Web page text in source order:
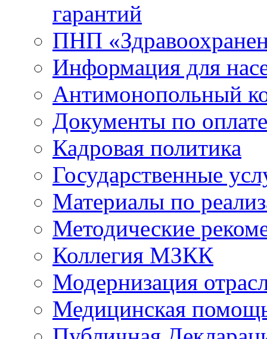
гарантий
ПНП
Информация для
Антимонопольный
Документы по
Кадровая политика
Государственные
Материалы по
Методические
Коллегия МЗКК
Модернизация
Медицинская